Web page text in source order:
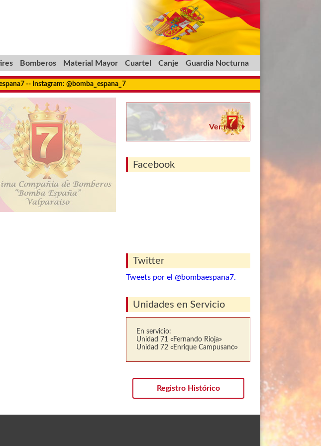
Bomberos Material Mayor Cuartel Canje Guardia Nocturna
-- Instagram: @bomba_espana_7
Ver más
Facebook
Twitter
Tweets por el @bombaespana7.
Unidades en Servicio
En servicio:
Unidad 71 «Fernando Rioja»
Unidad 72 «Enrique Campusano»
Registro Histórico